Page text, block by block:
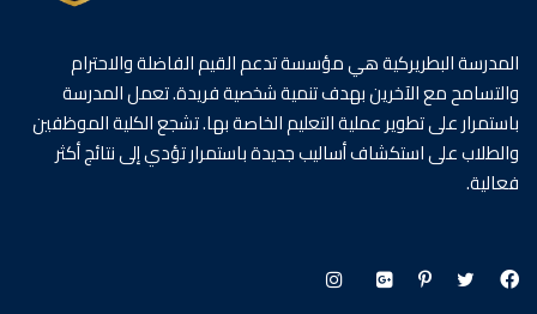
المدرسة البطريركية هي مؤسسة تدعم القيم الفاضلة والاحترام
والتسامح مع الآخرين بهدف تنمية شخصية فريدة. تعمل المدرسة
باستمرار على تطوير عملية التعليم الخاصة بها. تشجع الكلية الموظفين
والطلاب على استكشاف أساليب جديدة باستمرار تؤدي إلى نتائج أكثر
فعالية.